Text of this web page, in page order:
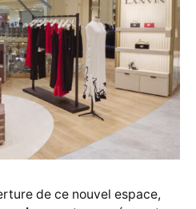
de ce nouvel espace,